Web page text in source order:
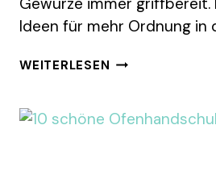
Ideen für mehr Ordnung in
WEITERLESEN 10
SCHÖN